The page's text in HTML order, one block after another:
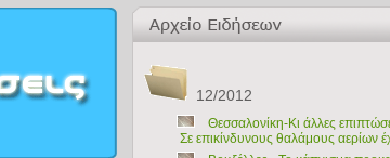
12/2012
Θεσσαλονίκη-Κι άλλες
Σε επικίνδυνους θαλάμους αερίων